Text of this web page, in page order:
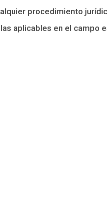
procedimiento
aplicables en el campo